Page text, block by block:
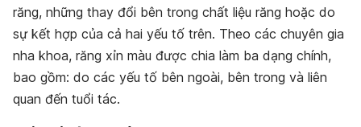
răng, những thay đổi bên trong chất liệu răng hoặc do
sự kết hợp của cả hai yếu tố trên. Theo các chuyên gia
nha khoa, răng xỉn màu được chia làm ba dạng chính,
bao gồm: do các yếu tố bên ngoài, bên trong và liên
quan đến tuổi tác.